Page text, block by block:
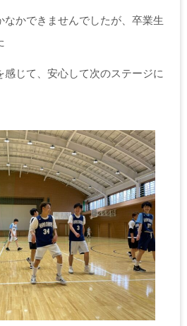
なかできませんでしたが、卒業生
じて、安心して次のステージに